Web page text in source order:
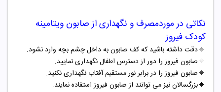
نکاتی در موردمصرف و نگهداری ازصابون ویتامینه
کودک فیروز
🔹دقت داشته باشید که کف صابون به داخل چشم بچه وارد نشود.
🔹صابون فیروز را دور از دسترس اطفال نگهداری نمایید.
🔹صابون فیروز را در برابر نور مستقیم آفتاب نگهداری نکنید.
🔹بزرگسالان نیز می توانند از صابون فیروز استفاده نمایند.